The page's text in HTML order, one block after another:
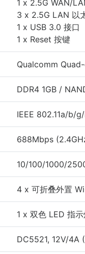
1 x 2.5G WAN/
3 x 2.5G LAN 以
1 x USB 3.0 接口
1 x Reset 按键
Qualcomm
DDR4 1GB /
IEEE 802.11a/b/
688Mbps
10/100/1000/
4 x 可折叠外置
1 x 双色 LED 指
DC5521, 12V/4A